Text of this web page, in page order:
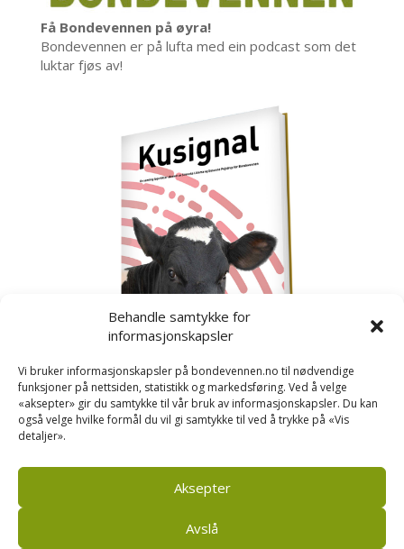
Behandle samtykke for
informasjonskapsler
Vi bruker informasjonskapsler på bondevennen.no til nødvendige
funksjoner på nettsiden, statistikk og markedsføring. Ved å velge
«aksepter» gir du samtykke til vår bruk av informasjonskapsler. Du kan
også velge hvilke formål du vil gi samtykke til ved å trykke på «Vis
detaljer».
Aksepter
Avslå
Få Bondevennen på øyra!
Bondevennen er på lufta med ein podcast som det
luktar fjøs av!
Kusignal